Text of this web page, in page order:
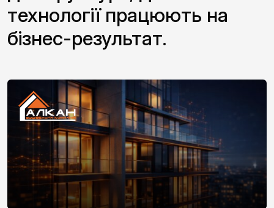
технології працюють на
бізнес-результат.